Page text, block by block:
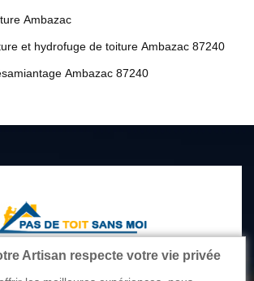
Ambazac
et hydrofuge de toiture Ambazac 87240
Ambazac 87240
Artisan respecte votre vie privée